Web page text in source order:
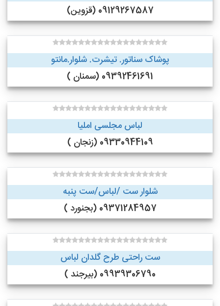
09129267587 (قزوین)
پوشاک سناتور. تیشرت. شلوار.مانتو
09392461691 (سمنان )
لباس مجلسی املیا
09330944109 (زنجان )
شلوار ست /لباس/ست پنبه
09371284957 (بجنورد )
ست راحتی طرح گلدان لباس
09939306790 (بیرجند )